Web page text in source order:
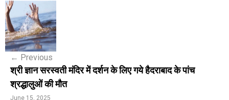
P
o
s
n
← Previous
श्री ज्ञान सरस्वती मंदिर में दर्शन के लिए गये हैदराबाद के पांच
श्रद्धालुओं की मौत
June 15, 2025